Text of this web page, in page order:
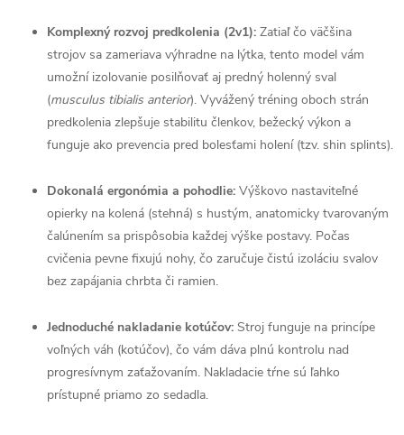
Komplexný rozvoj predkolenia (2v1): Zatiaľ čo väčšina
strojov sa zameriava výhradne na lýtka, tento model vám
umožní izolovanie posilňovať aj predný holenný sval
(musculus tibialis anterior). Vyvážený tréning oboch strán
predkolenia zlepšuje stabilitu členkov, bežecký výkon a
funguje ako prevencia pred bolesťami holení (tzv. shin splints).
Dokonalá ergonómia a pohodlie: Výškovo nastaviteľné
opierky na kolená (stehná) s hustým, anatomicky tvarovaným
čalúnením sa prispôsobia každej výške postavy. Počas
cvičenia pevne fixujú nohy, čo zaručuje čistú izoláciu svalov
bez zapájania chrbta či ramien.
Jednoduché nakladanie kotúčov: Stroj funguje na princípe
voľných váh (kotúčov), čo vám dáva plnú kontrolu nad
progresívnym zaťažovaním. Nakladacie tŕne sú ľahko
prístupné priamo zo sedadla.